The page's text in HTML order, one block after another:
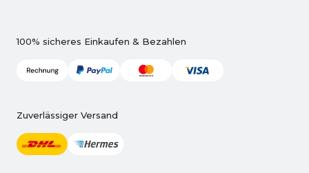
100% sicheres Einkaufen & Bezahlen
Zuverlässiger Versand